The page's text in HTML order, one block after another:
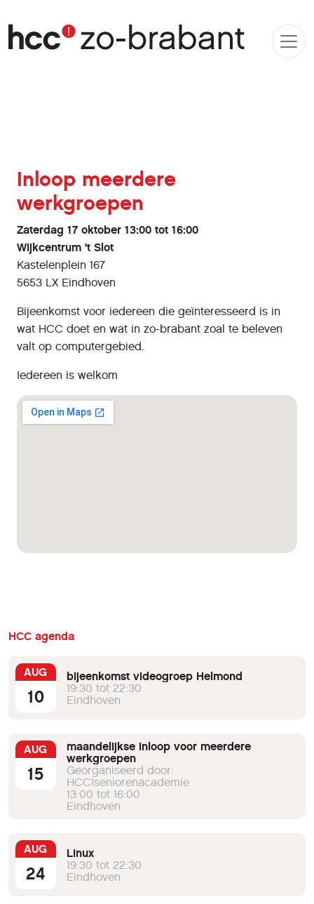
Inloop meerdere
werkgroepen
Zaterdag 17 oktober 13:00 tot 16:00
Wijkcentrum 't Slot
Kastelenplein 167
5653 LX Eindhoven
Bijeenkomst voor iedereen die geïnteresseerd is in
wat HCC doet en wat in zo-brabant zoal te beleven
valt op computergebied.
Iedereen is welkom
HCC agenda
AUG
10
bijeenkomst videogroep Helmond
19:30 tot 22:30
Eindhoven
AUG
15
maandelijkse inloop voor meerdere
werkgroepen
Georganiseerd door:
HCC!seniorenacademie
13:00 tot 16:00
Eindhoven
AUG
24
Linux
19:30 tot 22:30
Eindhoven